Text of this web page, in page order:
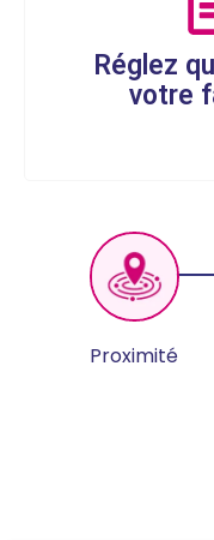
Réglez
votre
Proximité